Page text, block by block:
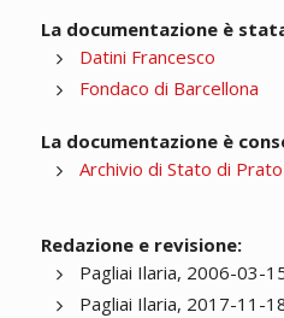
La documentazione è
Datini Francesco
Fondaco di Barcellona
La documentazione è
Archivio di Stato di Prato
Redazione e revisione:
Pagliai Ilaria, 2006-03-
Pagliai Ilaria, 2017-11-